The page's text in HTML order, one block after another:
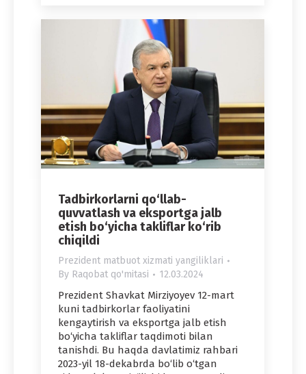
Tadbirkorlarni qo‘llab-
quvvatlash va eksportga jalb
etish bo‘yicha takliflar ko‘rib
chiqildi
Prezident matbuot xizmati yangiliklari
By Raqobat qo'mitasi 12.03.2024
Prezident Shavkat Mirziyoyev 12-mart
kuni tadbirkorlar faoliyatini
kengaytirish va eksportga jalb etish
bo‘yicha takliflar taqdimoti bilan
tanishdi. Bu haqda davlatimiz rahbari
2023-yil 18-dekabrda bo‘lib o‘tgan